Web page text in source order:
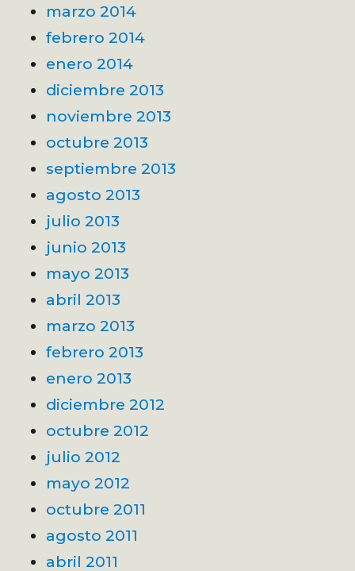
marzo 2014
febrero 2014
enero 2014
diciembre 2013
noviembre 2013
octubre 2013
septiembre 2013
agosto 2013
julio 2013
junio 2013
mayo 2013
abril 2013
marzo 2013
febrero 2013
enero 2013
diciembre 2012
octubre 2012
julio 2012
mayo 2012
octubre 2011
agosto 2011
abril 2011